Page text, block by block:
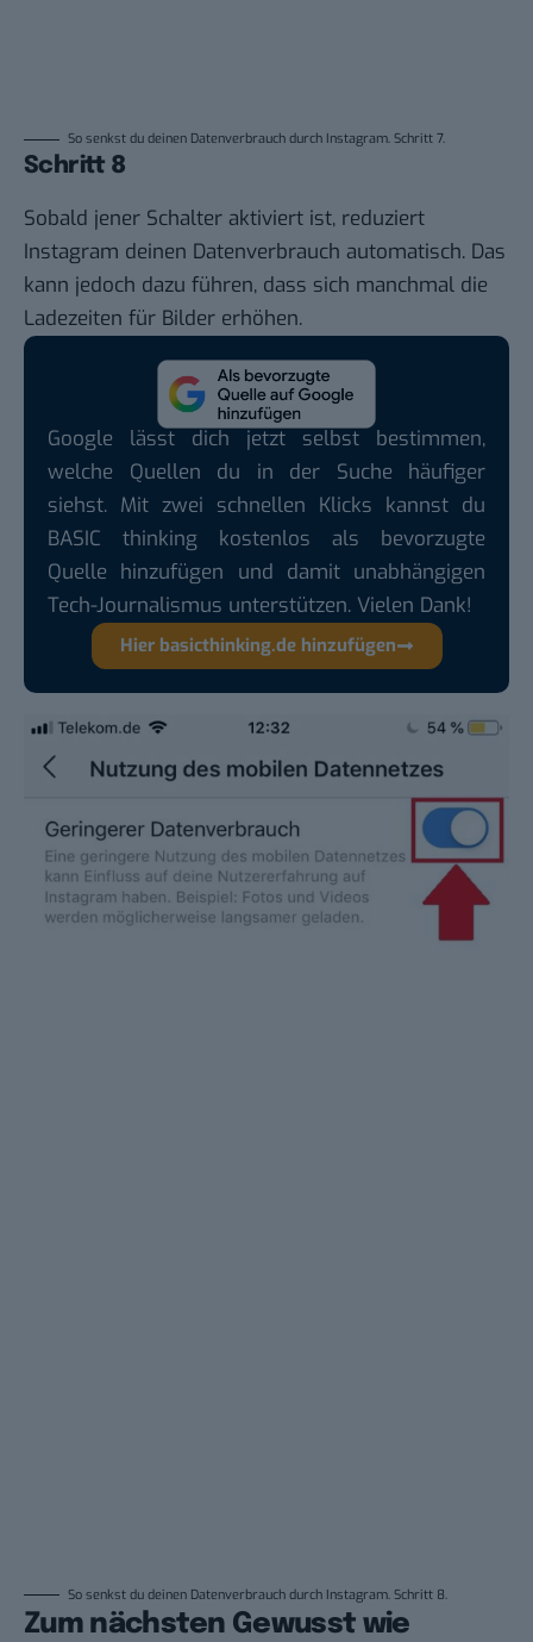
So senkst du deinen Datenverbrauch durch Instagram. Schritt 7.
Schritt 8
Sobald jener Schalter aktiviert ist, reduziert
Instagram deinen Datenverbrauch automatisch. Das
kann jedoch dazu führen, dass sich manchmal die
Ladezeiten für Bilder erhöhen.
Google lässt dich jetzt selbst bestimmen,
welche Quellen du in der Suche häufiger
siehst. Mit zwei schnellen Klicks kannst du
BASIC thinking kostenlos als bevorzugte
Quelle hinzufügen und damit unabhängigen
Tech-Journalismus unterstützen. Vielen Dank!
Hier basicthinking.de hinzufügen
So senkst du deinen Datenverbrauch durch Instagram. Schritt 8.
Zum nächsten Gewusst wie